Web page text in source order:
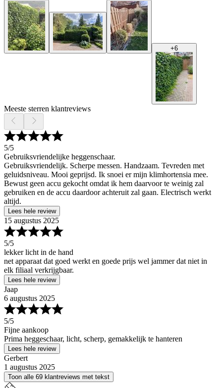
+6
Meeste sterren klantreviews
5/5
Gebruiksvriendelijke heggenschaar.
Gebruiksvriendelijk. Scherpe messen. Handzaam. Tevreden met
geluidsniveau. Mooi geprijsd. Ik snoei er mijn klimhortensia mee.
Bewust geen accu gekocht omdat ik hem daarvoor te weinig zal
gebruiken en de accu daardoor achteruit zal gaan. Electrisch werkt
altijd.
Lees hele review
15 augustus 2025
5/5
lekker licht in de hand
net apparaat dat goed werkt en goede prijs wel jammer dat niet in
elk filiaal verkrijgbaar.
Lees hele review
Jaap
6 augustus 2025
5/5
Fijne aankoop
Prima heggeschaar, licht, scherp, gemakkelijk te hanteren
Lees hele review
Gerbert
1 augustus 2025
Toon alle 69 klantreviews met tekst